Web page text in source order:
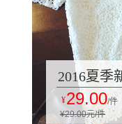
2016夏季
丝连
¥29.00/件
¥29.00元/件